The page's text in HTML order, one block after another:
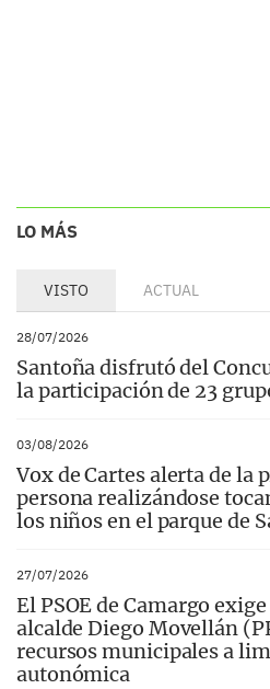
LO MÁS
VISTO ACTUAL
28/07/2026
Santoña disfrutó del
la participación de 23
03/08/2026
Vox de Cartes alerta de la
persona realizándose
los niños en el parque de
27/07/2026
El PSOE de Camargo
alcalde Diego Movellán
recursos municipales a
autonómica